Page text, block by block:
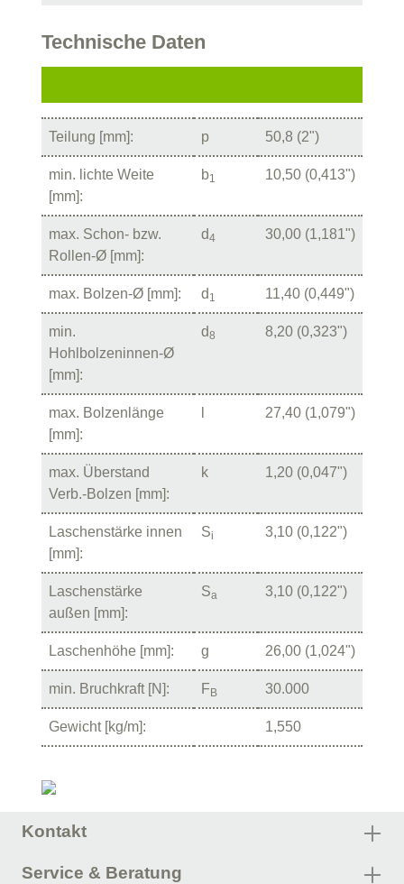
Technische Daten
Teilung [mm]: p 50,8 (2")
min. lichte Weite
[mm]:
b1 10,50 (0,413")
max. Schon- bzw.
Rollen-Ø [mm]:
d4 30,00 (1,181")
max. Bolzen-Ø [mm]: d 1 11,40 (0,449")
min.
Hohlbolzeninnen-Ø
[mm]:
d8 8,20 (0,323")
max. Bolzenlänge
[mm]:
27,40 (1,079")
max. Überstand
Verb.-Bolzen [mm]:
k 1,20 (0,047")
Laschenstärke innen
[mm]:
Si 3,10 (0,122")
Laschenstärke
außen [mm]:
Sa 3,10 (0,122")
Laschenhöhe [mm]: g 26,00 (1,024")
min. Bruchkraft [N]: F B 30.000
Gewicht [kg/m]: 1,550
Kontakt
Service & Beratung